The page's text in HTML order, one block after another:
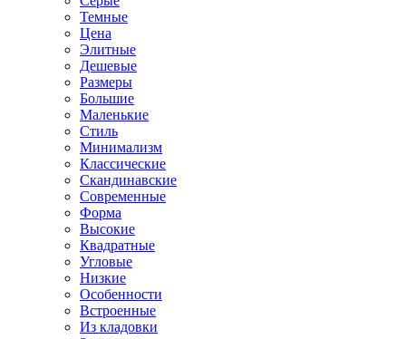
Темные
Цена
Элитные
Дешевые
Размеры
Большие
Маленькие
Стиль
Минимализм
Классические
Скандинавские
Современные
Форма
Высокие
Квадратные
Угловые
Низкие
Особенности
Встроенные
Из кладовки